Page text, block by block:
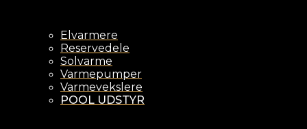
Elvarmere
Reservedele
Solvarme
Varmepumper
Varmevekslere
POOL UDSTYR